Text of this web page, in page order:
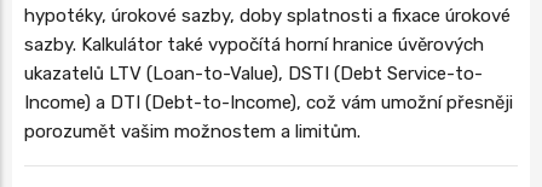
hypotéky, úrokové sazby, doby splatnosti a fixace úrokové
sazby. Kalkulátor také vypočítá horní hranice úvěrových
ukazatelů LTV (Loan-to-Value), DSTI (Debt Service-to-
Income) a DTI (Debt-to-Income), což vám umožní přesněji
porozumět vašim možnostem a limitům.